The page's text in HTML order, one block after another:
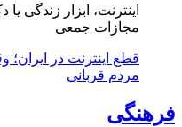
اینترنت، ابزار
مجازات جمعی
قطع اینترنت در
مردم قربانی
فرهنگی